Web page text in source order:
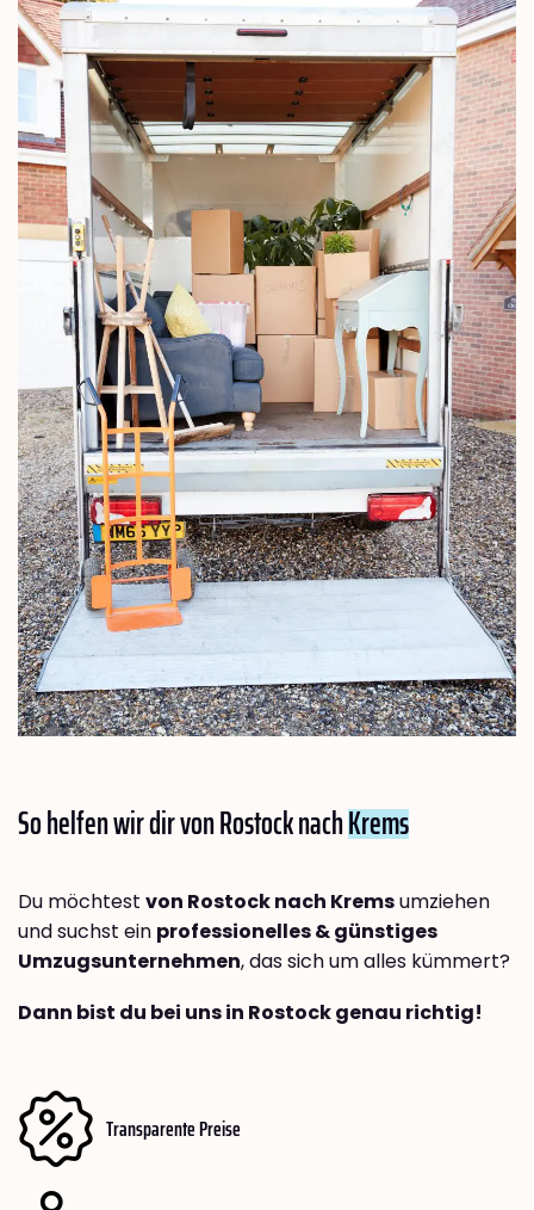
So helfen wir dir von Rostock nachKrems
Du möchtest von Rostock nach Kremsumziehen
und suchst ein professionelles & günstiges
Umzugsunternehmen, das sich um alles kümmert?
Dann bist du bei uns in Rostock genau richtig!
Transparente Preise